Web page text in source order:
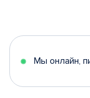
Мы онлайн,